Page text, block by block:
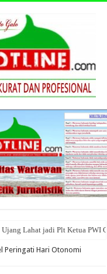
Lahat jadi Plt Ketua PWI
Peringati Hari Otonomi